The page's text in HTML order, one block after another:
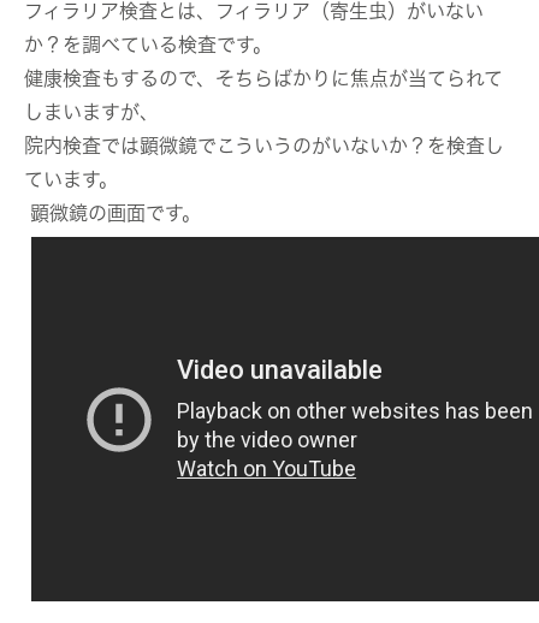
フィラリア検査とは、フィラリア（寄生虫）がいない
か？を調べている検査です。
健康検査もするので、そちらばかりに焦点が当てられて
しまいますが、
院内検査では顕微鏡でこういうのがいないか？を検査し
ています。
顕微鏡の画面です。